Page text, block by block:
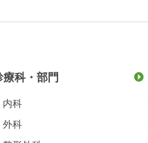
療科・部門
内科
外科